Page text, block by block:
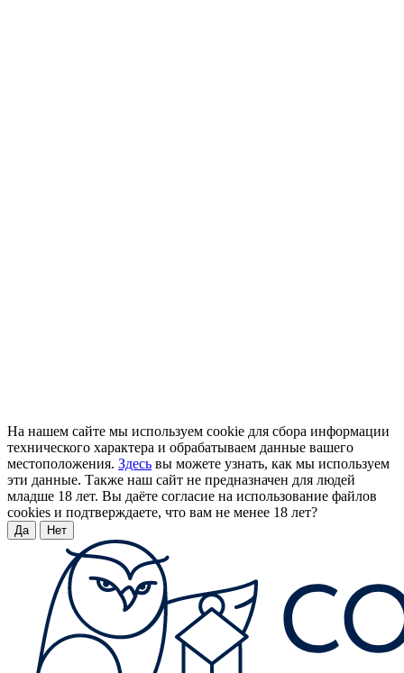
На нашем сайте мы используем cookie для сбора информации
технического характера и обрабатываем данные вашего
местоположения. Здесь вы можете узнать, как мы используем
эти данные. Также наш сайт не предназначен для людей
младше 18 лет. Вы даёте согласие на использование файлов
cookies и подтверждаете, что вам не менее 18 лет?
Да Нет